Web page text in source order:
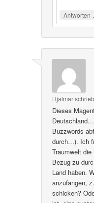
Antworten
Hjalmarschrieb
Dieses
Buzzwords
durch…). Ich
Traumwelt
Bezug zu
Land haben.
anzufangen,
schicken?